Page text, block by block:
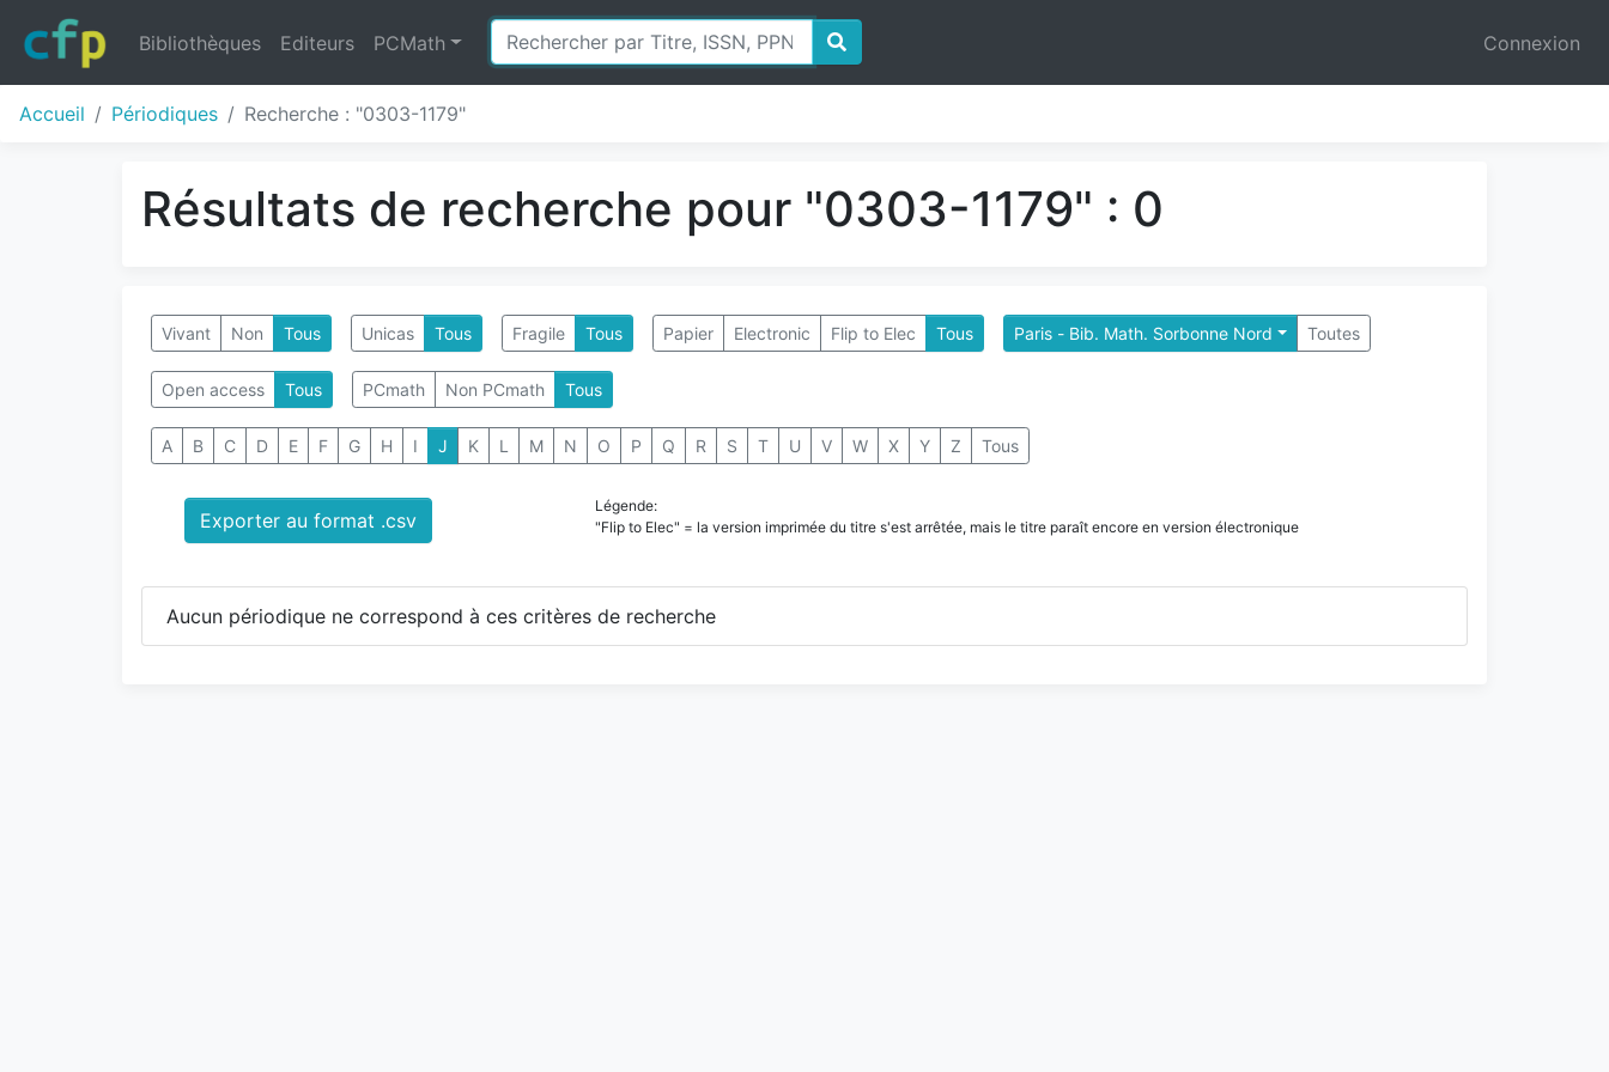
Bibliothèques Editeurs PCMath Connexion
Accueil Périodiques Recherche : "0303-1179"
Résultats de recherche pour "0303-1179" : 0
Vivant Non Tous Unicas Tous Fragile Tous Papier Electronic Flip to Elec Tous Paris - Bib. Math. Sorbonne Nord Toutes
Open access Tous PCmath Non PCmath Tous
A B C D E F G H I J K L M N O P Q R S T U V W X Y Z Tous
Exporter au format .csv
Légende:
"Flip to Elec" = la version imprimée du titre s'est arrêtée, mais le titre paraît encore en version électronique
Aucun périodique ne correspond à ces critères de recherche